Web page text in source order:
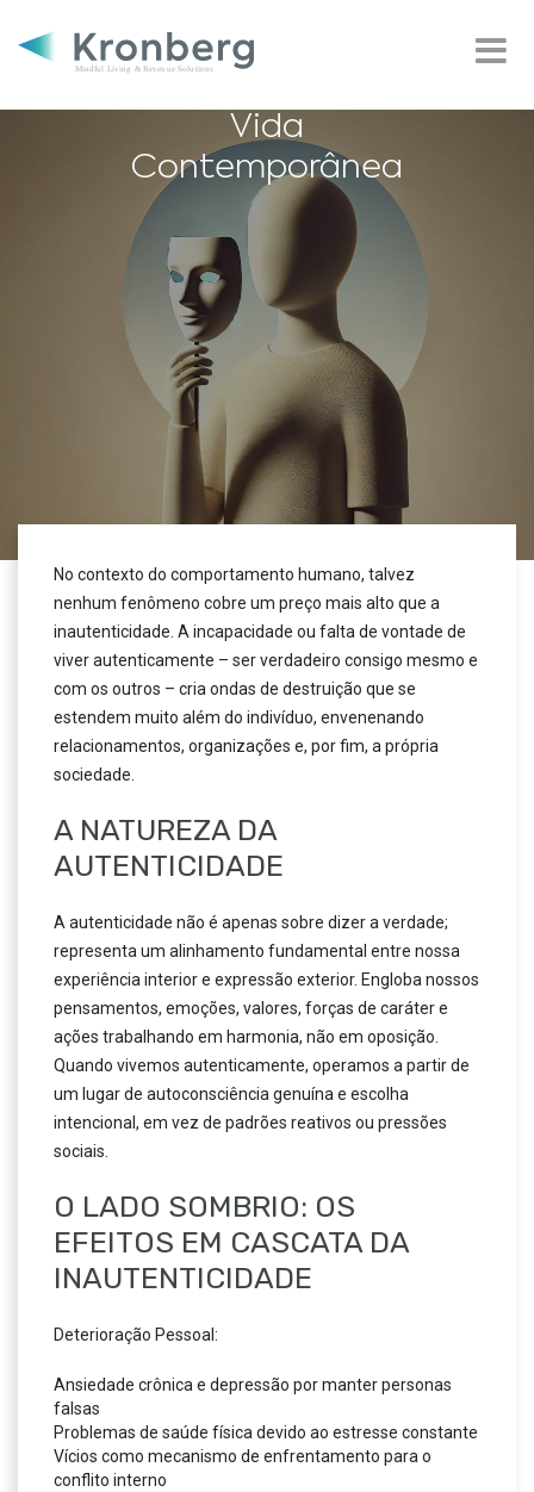
Autenticidade e
Vida
Contemporânea
No contexto do comportamento humano, talvez
nenhum fenômeno cobre um preço mais alto que a
inautenticidade. A incapacidade ou falta de vontade de
viver autenticamente – ser verdadeiro consigo mesmo e
com os outros – cria ondas de destruição que se
estendem muito além do indivíduo, envenenando
relacionamentos, organizações e, por fim, a própria
sociedade.
A NATUREZA DA
AUTENTICIDADE
A autenticidade não é apenas sobre dizer a verdade;
representa um alinhamento fundamental entre nossa
experiência interior e expressão exterior. Engloba nossos
pensamentos, emoções, valores, forças de caráter e
ações trabalhando em harmonia, não em oposição.
Quando vivemos autenticamente, operamos a partir de
um lugar de autoconsciência genuína e escolha
intencional, em vez de padrões reativos ou pressões
sociais.
O LADO SOMBRIO: OS
EFEITOS EM CASCATA DA
INAUTENTICIDADE
Deterioração Pessoal:
Ansiedade crônica e depressão por manter personas
falsas
Problemas de saúde física devido ao estresse constante
Vícios como mecanismo de enfrentamento para o
conflito interno